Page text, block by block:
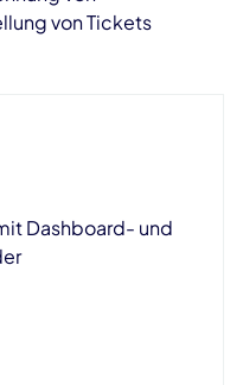
von Tickets
Dashboard- und